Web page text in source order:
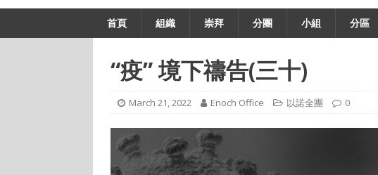
首頁 組織 崇拜 分團 小組 分區
“疫” 境下禱告(三十)
March 21, 2022 Enoch Office 以諾全團 0